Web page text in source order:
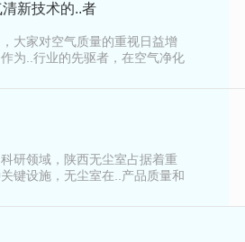
新技术的..者
大家对空气质量的重视日益增
为..行业的先驱者，在空气净化
研领域，陕西无尘室占据着重
键设施，无尘室在..产品质量和